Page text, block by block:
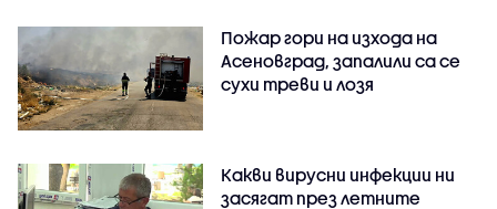
Пожар гори на изхода на
Асеновград, запалили са се
сухи треви и лозя
Какви вирусни инфекции ни
засягат през летните